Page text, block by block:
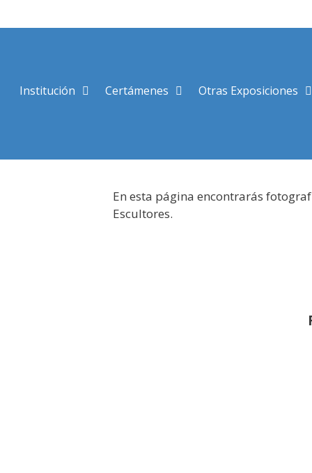
al
Institución Certámenes Otras Exposiciones
En esta página encontrarás
Escultores.